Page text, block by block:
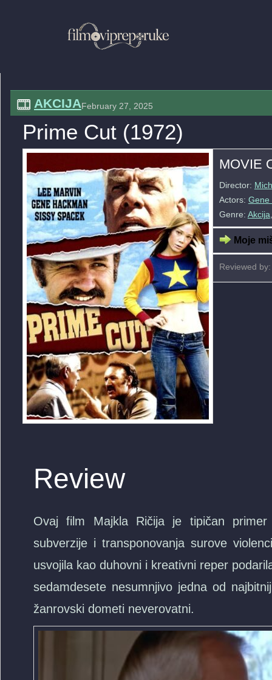
AKCIJAFebruary 27, 2025
Prime Cut (1972)
MOVIE
Director:
Actors: Gene
Genre: Akcija
Moje
Reviewed
Review
Ovaj film Majkla Ričija je tipičan primer
subverzije i transponovanja surove
usvojila kao duhovni i kreativni reper
sedamdesete nesumnjivo jedna od
žanrovski dometi neverovatni.